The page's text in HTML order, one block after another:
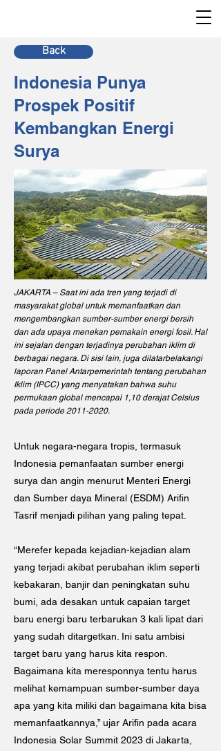
Back
Indonesia Punya
Prospek Positif
Kembangkan Energi
Surya
JAKARTA – Saat ini ada tren yang terjadi di
masyarakat global untuk memanfaatkan dan
mengembangkan sumber-sumber energi bersih
dan ada upaya menekan pemakain energi fosil. Hal
ini sejalan dengan terjadinya perubahan iklim di
berbagai negara. Di sisi lain, juga dilatarbelakangi
laporan Panel Antarpemerintah tentang perubahan
Iklim (IPCC) yang menyatakan bahwa suhu
permukaan global mencapai 1,10 derajat Celsius
pada periode 2011-2020.
Untuk negara-negara tropis, termasuk
Indonesia pemanfaatan sumber energi
surya dan angin menurut Menteri Energi
dan Sumber daya Mineral (ESDM) Arifin
Tasrif menjadi pilihan yang paling tepat.
“Merefer kepada kejadian-kejadian alam
yang terjadi akibat perubahan iklim seperti
kebakaran, banjir dan peningkatan suhu
bumi, ada desakan untuk capaian target
baru energi baru terbarukan 3 kali lipat dari
yang sudah ditargetkan. Ini satu ambisi
target baru yang harus kita respon.
Bagaimana kita meresponnya tentu harus
melihat kemampuan sumber-sumber daya
apa yang kita miliki dan bagaimana kita bisa
memanfaatkannya,” ujar Arifin pada acara
Indonesia Solar Summit 2023 di Jakarta,